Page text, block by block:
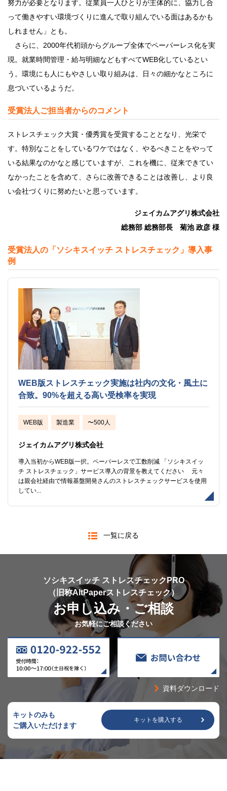
努力が必要となります。従業員一人ひとりが主体的に、協力し合
って働きやすい環境づくりに進んで取り組んでいる面はあるかも
しれません」とも。
さらに、2000年代初頭からグループ全体でペーパーレス化を実
現。就業時間管理・給与明細などもすべてWEB化しているとい
う。環境にも人にもやさしい取り組みは、日々の細かなところに
息づいているようだ。
受賞法人ご担当者からのコメント
ストレスチェック大賞・優秀賞を受賞することとなり、光栄で
す。特別なことをしているワケではなく、やるべきことをやって
いる結果なのかなと感じていますが、これを機に、従来できてい
なかったことを含めて、さらに改善できることは改善し、より良
い会社づくりに努めたいと思っています。
ジェイカムアグリ株式会社
総務部 総務部長 菊池 政彦 様
受賞法人の「ソシキスイッチ ストレスチェック」導入事
例
WEB版ストレスチェック実施は社内の文化・風土に
合致。90%を超える高い受検率を実現
WEB版 製造業 〜500人
ジェイカムアグリ株式会社
導入当初からWEB版一択。ペーパーレスで工数削減 「ソシキスイッ
チ ストレスチェック」サービス導入の背景を教えてください 元々
は親会社経由で情報基盤開発さんのストレスチェックサービスを使用
してい...
一覧に戻る
ソシキスイッチ ストレスチェックPRO
（旧称AltPaperストレスチェック）
お申し込み・ご相談
お気軽にご相談ください
資料ダウンロード
キットのみも
ご購入いただけます
キットを購入する